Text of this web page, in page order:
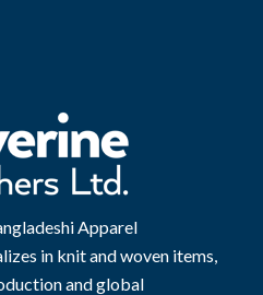
Apparel
in knit and woven items,
and global